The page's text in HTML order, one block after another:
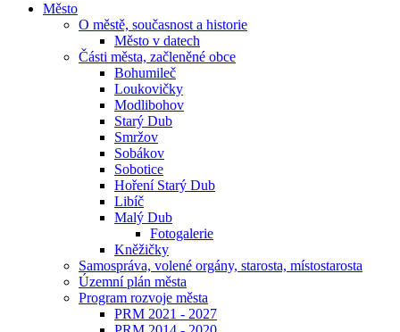
Město
O městě, současnost a historie
Město v datech
Části města, začleněné obce
Bohumileč
Loukovičky
Modlibohov
Starý Dub
Smržov
Sobákov
Sobotice
Hoření Starý Dub
Libíč
Malý Dub
Fotogalerie
Kněžičky
Samospráva, volené orgány, starosta, místostarosta
Územní plán města
Program rozvoje města
PRM 2021 - 2027